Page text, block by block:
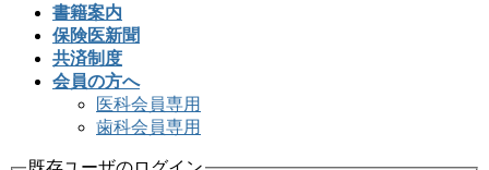
書籍案内
保険医新聞
共済制度
会員の方へ
医科会員専用
歯科会員専用